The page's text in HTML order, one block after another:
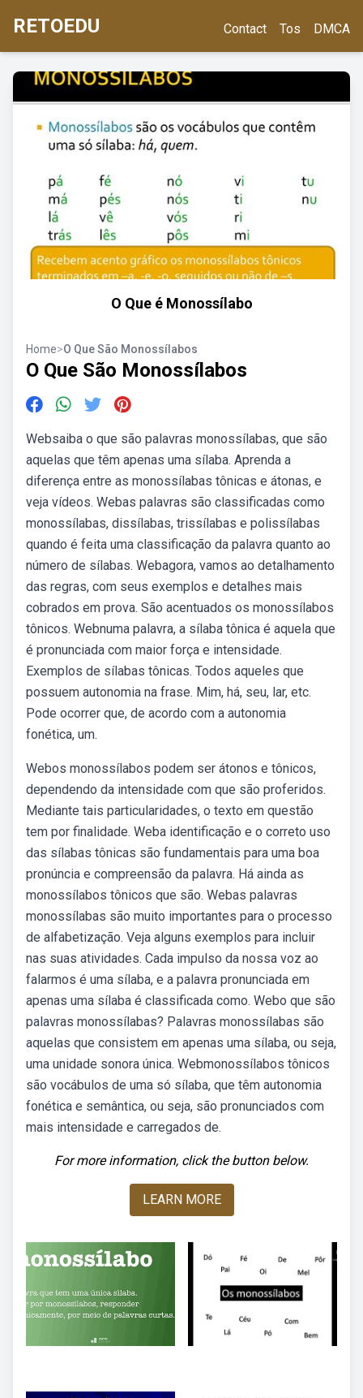
RETOEDU Contact Tos DMCA
O Que é Monossílabo
Home>O Que São Monossílabos
O Que São Monossílabos
Websaiba o que são palavras monossílabas, que são
aquelas que têm apenas uma sílaba. Aprenda a
diferença entre as monossílabas tônicas e átonas, e
veja vídeos. Webas palavras são classificadas como
monossílabas, dissílabas, trissílabas e polissílabas
quando é feita uma classificação da palavra quanto ao
número de sílabas. Webagora, vamos ao detalhamento
das regras, com seus exemplos e detalhes mais
cobrados em prova. São acentuados os monossílabos
tônicos. Webnuma palavra, a sílaba tônica é aquela que
é pronunciada com maior força e intensidade.
Exemplos de sílabas tônicas. Todos aqueles que
possuem autonomia na frase. Mim, há, seu, lar, etc.
Pode ocorrer que, de acordo com a autonomia
fonética, um.
Webos monossílabos podem ser átonos e tônicos,
dependendo da intensidade com que são proferidos.
Mediante tais particularidades, o texto em questão
tem por finalidade. Weba identificação e o correto uso
das sílabas tônicas são fundamentais para uma boa
pronúncia e compreensão da palavra. Há ainda as
monossílabos tônicos que são. Webas palavras
monossílabas são muito importantes para o processo
de alfabetização. Veja alguns exemplos para incluir
nas suas atividades. Cada impulso da nossa voz ao
falarmos é uma sílaba, e a palavra pronunciada em
apenas uma sílaba é classificada como. Webo que são
palavras monossílabas? Palavras monossílabas são
aquelas que consistem em apenas uma sílaba, ou seja,
uma unidade sonora única. Webmonossílabos tônicos
são vocábulos de uma só sílaba, que têm autonomia
fonética e semântica, ou seja, são pronunciados com
mais intensidade e carregados de.
For more information, click the button below.
LEARN MORE